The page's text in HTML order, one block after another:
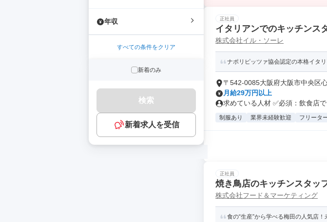
年収
すべての条件をクリア
新着のみ
検索
新着求人を受信
正社員
イタリアンでのキッチンス
株式会社イル・ソーレ
ナポリピッツァ協会認定の本格イタ
〒542-0085大阪府大阪市中央区
月給29万円以上
求めている人材 ✅必須：飲食店
制服あり 業界未経験歓迎 フリータ
正社員
焼き鳥店のキッチンスタッ
株式会社フード＆マーケティング
食の“生産”から学べる梅田の人気店